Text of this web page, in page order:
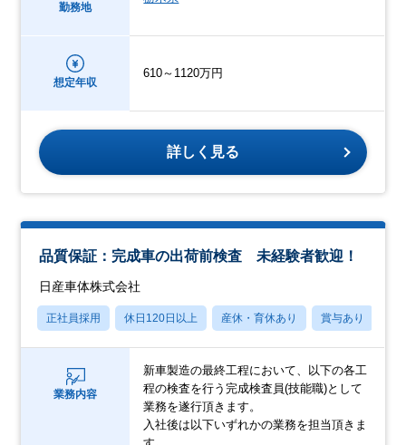
勤務地
想定年収
610～1120万円
詳しく見る
品質保証：完成車の出荷前検査 未経験者歓迎！
日産車体株式会社
正社員採用 休日120日以上 産休・育休あり 賞与あり
業務内容
新車製造の最終工程において、以下の各工
程の検査を行う完成検査員(技能職)として
業務を遂行頂きます。
入社後は以下いずれかの業務を担当頂きま